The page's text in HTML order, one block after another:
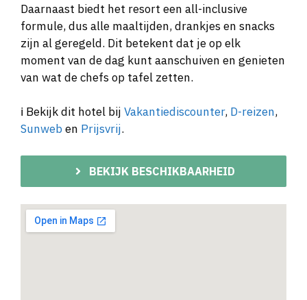
Daarnaast biedt het resort een all-inclusive
formule, dus alle maaltijden, drankjes en snacks
zijn al geregeld. Dit betekent dat je op elk
moment van de dag kunt aanschuiven en genieten
van wat de chefs op tafel zetten.
ℹ️ Bekijk dit hotel bij Vakantiediscounter, D-reizen,
Sunweben Prijsvrij.
BEKIJK BESCHIKBAARHEID